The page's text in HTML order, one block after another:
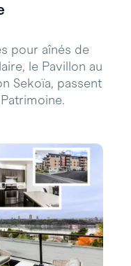
pour aînés de
le Pavillon au
Sekoïa, passent